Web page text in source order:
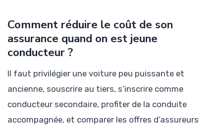
Comment réduire le coût de son
assurance quand on est jeune
conducteur ?
Il faut privilégier une voiture peu puissante et
ancienne, souscrire au tiers, s’inscrire comme
conducteur secondaire, profiter de la conduite
accompagnée, et comparer les offres d’assureurs